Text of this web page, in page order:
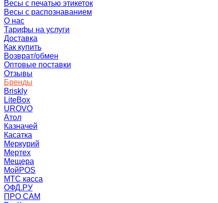
Весы с печатью этикеток
Весы с распознаванием
О нас
Тарифы на услуги
Доставка
Как купить
Возврат/обмен
Оптовые поставки
Отзывы
Бренды
Briskly
LiteBox
UROVO
Атол
Казначей
Касатка
Меркурий
Мертех
Мещера
МойPOS
МТС касса
ОФД.РУ
ПРО САМ